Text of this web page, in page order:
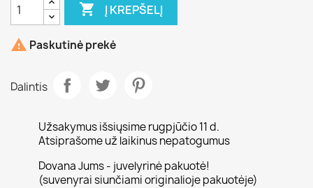
 Į KREPŠELĮ
 Paskutinė prekė
Dalintis
Užsakymus išsiųsime rugpjūčio 11 d.
Atsiprašome už laikinus nepatogumus
Dovana Jums - juvelyrinė pakuotė!
(suvenyrai siunčiami originalioje pakuotėje)